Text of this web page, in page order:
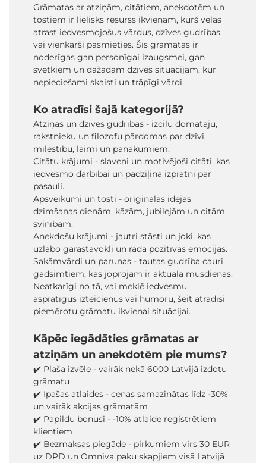
Grāmatas ar atziņām, citātiem, anekdotēm un
tostiem ir lielisks resurss ikvienam, kurš vēlas
atrast iedvesmojošus vārdus, dzīves gudrības
vai vienkārši pasmieties. Šīs grāmatas ir
noderīgas gan personīgai izaugsmei, gan
svētkiem un dažādām dzīves situācijām, kur
nepieciešami skaisti un trāpīgi vārdi.
Ko atradīsi šajā kategorijā?
Atziņas un dzīves gudrības - izcilu domātāju,
rakstnieku un filozofu pārdomas par dzīvi,
mīlestību, laimi un panākumiem.
Citātu krājumi - slaveni un motivējoši citāti, kas
iedvesmo darbībai un padziļina izpratni par
pasauli.
Apsveikumi un tosti - oriģinālas idejas
dzimšanas dienām, kāzām, jubilejām un citām
svinībām.
Anekdošu krājumi - jautri stāsti un joki, kas
uzlabo garastāvokli un rada pozitīvas emocijas.
Sakāmvārdi un parunas - tautas gudrība cauri
gadsimtiem, kas joprojām ir aktuāla mūsdienās.
Neatkarīgi no tā, vai meklē iedvesmu,
asprātīgus izteicienus vai humoru, šeit atradīsi
piemērotu grāmatu ikvienai situācijai.
Kāpēc iegādāties grāmatas ar
atziņām un anekdotēm pie mums?
✔️ Plaša izvēle - vairāk nekā 6000 Latvijā izdotu
grāmatu
✔️ Īpašas atlaides - cenas samazinātas līdz -30%
un vairāk akcijas grāmatām
✔️ Papildu bonusi - -10% atlaide reģistrētiem
klientiem
✔️ Bezmaksas piegāde - pirkumiem virs 30 EUR
uz DPD un Omniva paku skapjiem visā Latvijā